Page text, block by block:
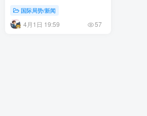
国际局势/新闻
4月1日 19:59 57